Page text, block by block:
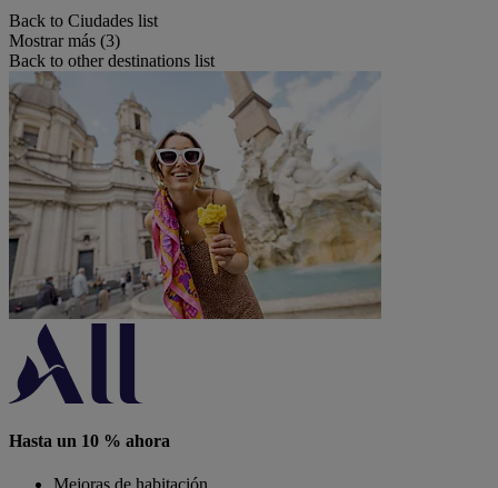
Back to Ciudades list
Mostrar más (3)
Back to other destinations list
Hasta un 10 % ahora
Mejoras de habitación